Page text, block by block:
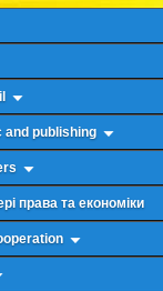
and publishing
права та економіки